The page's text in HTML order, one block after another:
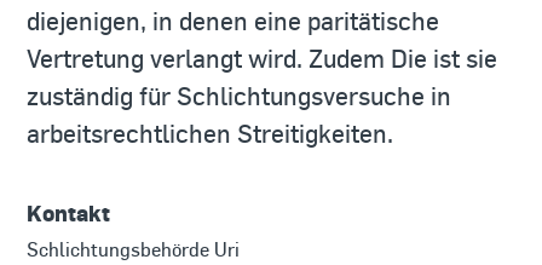
diejenigen, in denen eine paritätische
Vertretung verlangt wird. Zudem Die ist sie
zuständig für Schlichtungsversuche in
arbeitsrechtlichen Streitigkeiten.
Kontakt
Schlichtungsbehörde Uri